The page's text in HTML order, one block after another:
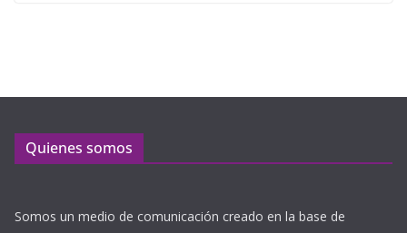
Quienes somos
Somos un medio de comunicación creado en la base de